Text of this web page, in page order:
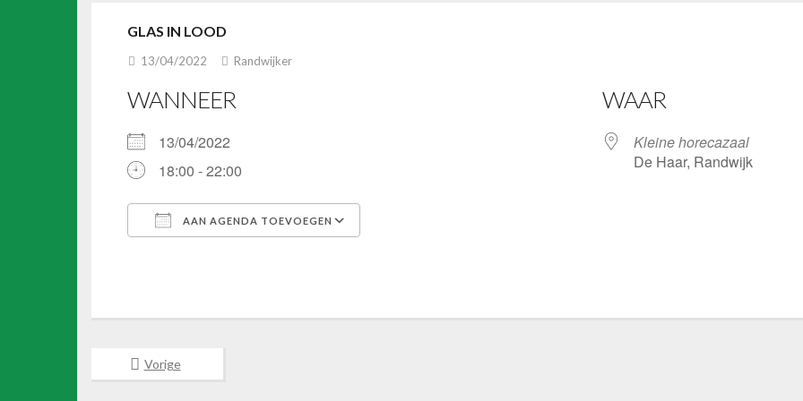
GLAS IN LOOD
13/04/2022 Randwijker
WANNEER
13/04/2022
18:00 - 22:00
AAN AGENDA TOEVOEGEN
WAAR
Kleine horecazaal
De Haar, Randwijk
Vorige